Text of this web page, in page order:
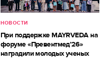
НОВОСТИ
При поддержке MAYRVEDA на
форуме «Превентмед’26»
наградили молодых ученых